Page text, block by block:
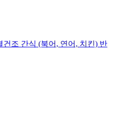
조 간식 (북어, 연어, 치킨) 반